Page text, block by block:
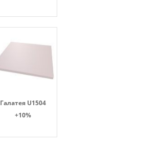
Галатея U1504
+10%